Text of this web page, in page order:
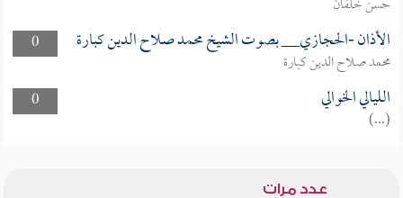
0
الأذان -الحجازي__ بصوت الشيخ محمد صلاح الدين كبارة
محمد صلاح الدين كبارة
0
الليالي الخوالي
(...)
عدد مرات